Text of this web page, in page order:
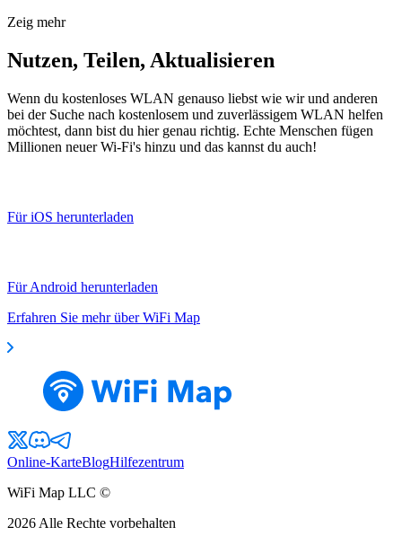
Zeig mehr
Nutzen, Teilen, Aktualisieren
Wenn du kostenloses WLAN genauso liebst wie wir und anderen
bei der Suche nach kostenlosem und zuverlässigem WLAN helfen
möchtest, dann bist du hier genau richtig. Echte Menschen fügen
Millionen neuer Wi-Fi's hinzu und das kannst du auch!
Für iOS herunterladen
Für Android herunterladen
Erfahren Sie mehr über WiFi Map
Online-KarteBlogHilfezentrum
WiFi Map LLC ©
2026 Alle Rechte vorbehalten